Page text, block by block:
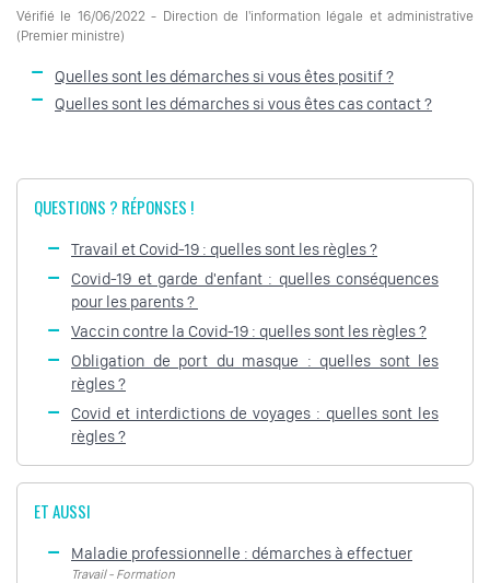
Vérifié le 16/06/2022 - Direction de l'information légale et administrative
(Premier ministre)
Quelles sont les démarches si vous êtes positif ?
Quelles sont les démarches si vous êtes cas contact ?
QUESTIONS ? RÉPONSES !
Travail et Covid-19 : quelles sont les règles ?
Covid-19 et garde d'enfant : quelles conséquences
pour les parents ?
Vaccin contre la Covid-19 : quelles sont les règles ?
Obligation de port du masque : quelles sont les
règles ?
Covid et interdictions de voyages : quelles sont les
règles ?
ET AUSSI
Maladie professionnelle : démarches à effectuer
Travail - Formation